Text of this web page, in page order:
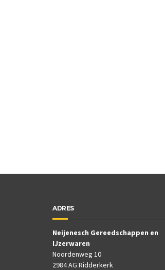
ADRES
Neijenesch Gereedschappen en
IJzerwaren
Noordenweg 10
2984 AG Ridderkerk